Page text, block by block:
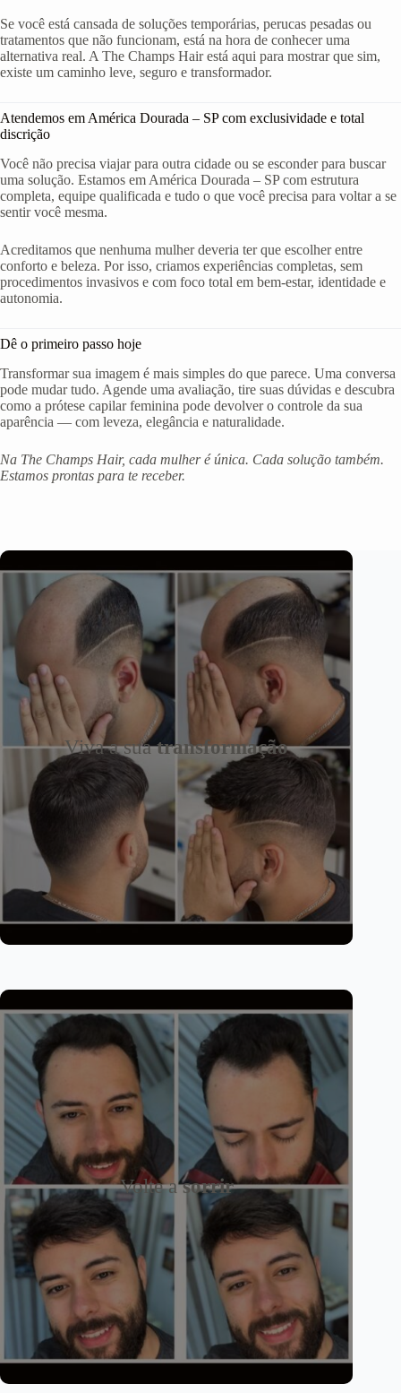
Se você está cansada de soluções temporárias, perucas pesadas ou
tratamentos que não funcionam, está na hora de conhecer uma
alternativa real. A The Champs Hair está aqui para mostrar que sim,
existe um caminho leve, seguro e transformador.
Atendemos em América Dourada – SP com exclusividade e total
discrição
Você não precisa viajar para outra cidade ou se esconder para buscar
uma solução. Estamos em América Dourada – SP com estrutura
completa, equipe qualificada e tudo o que você precisa para voltar a se
sentir você mesma.
Acreditamos que nenhuma mulher deveria ter que escolher entre
conforto e beleza. Por isso, criamos experiências completas, sem
procedimentos invasivos e com foco total em bem-estar, identidade e
autonomia.
Dê o primeiro passo hoje
Transformar sua imagem é mais simples do que parece. Uma conversa
pode mudar tudo. Agende uma avaliação, tire suas dúvidas e descubra
como a prótese capilar feminina pode devolver o controle da sua
aparência — com leveza, elegância e naturalidade.
Na The Champs Hair, cada mulher é única. Cada solução também.
Estamos prontas para te receber.
Viva a suatransformação
Volte asorrir